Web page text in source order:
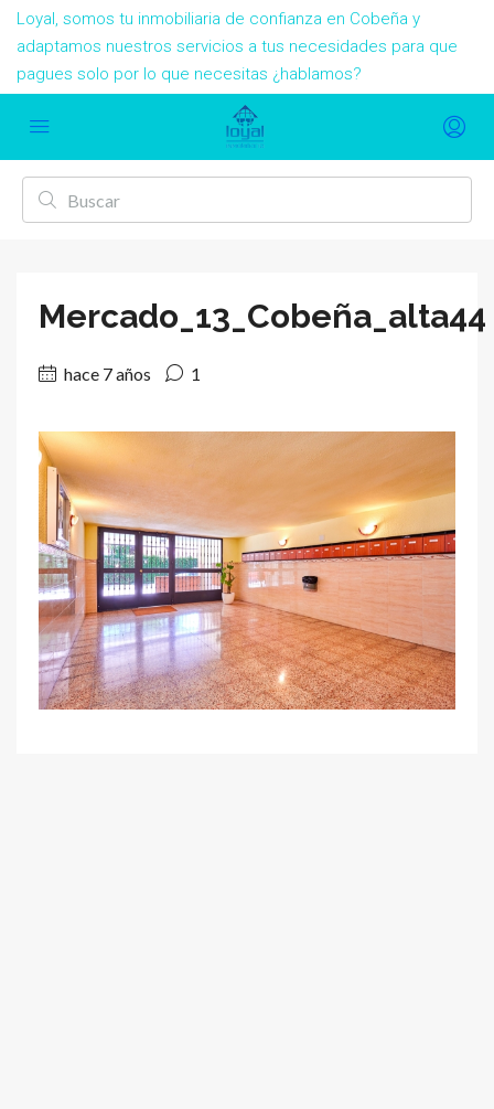
Loyal, somos tu inmobiliaria de confianza en Cobeña y
adaptamos nuestros servicios a tus necesidades para que
pagues solo por lo que necesitas ¿hablamos?
Mercado_13_Cobeña_alta44
hace 7 años 1